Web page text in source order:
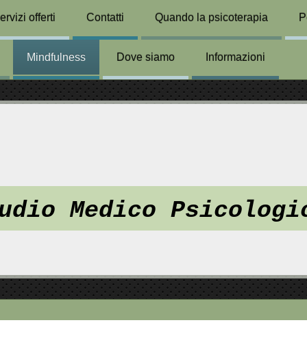
offerti Contatti Quando la psicoterapia
Mindfulness Dove siamo Informazioni
Medico